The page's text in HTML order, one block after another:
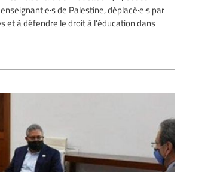
de Palestine, déplacé·e·s par
et à défendre le droit à l’éducation dans